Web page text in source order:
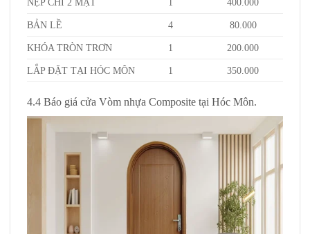
BẢN LỀ 4 80.000
KHÓA TRÒN TRƠN 1 200.000
LẮP ĐẶT TẠI HÓC MÔN 1 350.000
4.4 Báo giá cửa Vòm nhựa Composite tại Hóc Môn.